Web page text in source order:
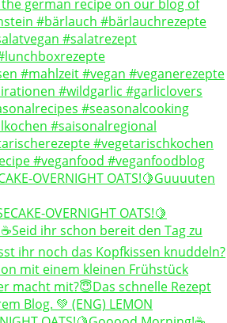
OVERNIGHT OATS!🍋Guuuuten